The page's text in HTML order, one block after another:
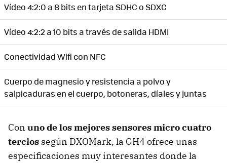
Vídeo 4:2:0 a 8 bits en tarjeta SDHC o SDXC
Vídeo 4:2:2 a 10 bits a través de salida HDMI
Conectividad Wifi con NFC
Cuerpo de magnesio y resistencia a polvo y
salpicaduras en el cuerpo, botoneras, díales y juntas
Con uno de los mejores sensores micro cuatro
tercios según DXOMark, la GH4 ofrece unas
especificaciones muy interesantes donde la